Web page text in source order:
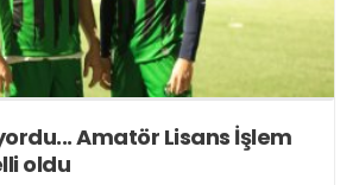
Amatör Lisans İşlem
oldu